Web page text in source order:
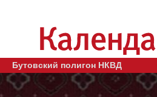
Бутовский полигон НКВД